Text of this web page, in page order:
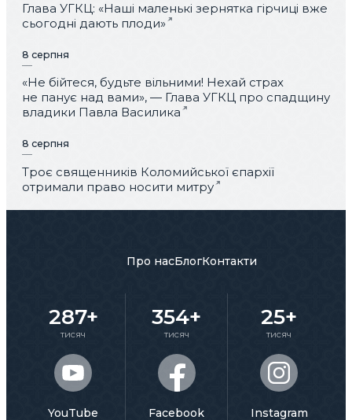
Глава УГКЦ: «Наші маленькі зернятка гірчиці вже
сьогодні дають плоди»
8 серпня
«Не бійтеся, будьте вільними! Нехай страх
не панує над вами», — Глава УГКЦ про спадщину
владики Павла Василика
8 серпня
Троє священників Коломийської єпархії
отримали право носити митру
Про насБлогКонтакти
287+
тисяч
YouTube
354+
тисяч
Facebook
25+
тисяч
Instagram